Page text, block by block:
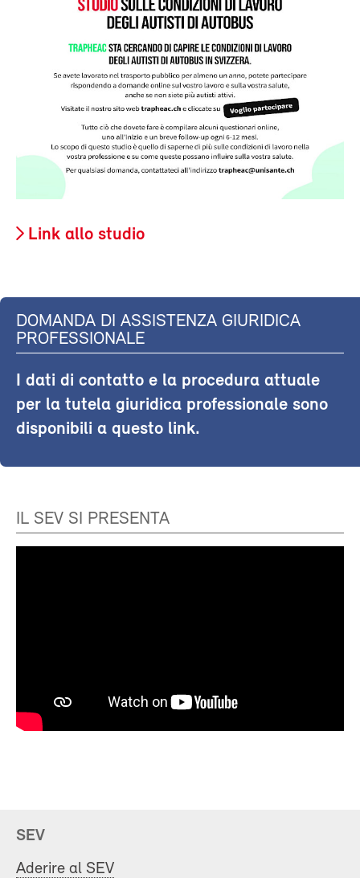
Link allo studio
DOMANDA DI ASSISTENZA GIURIDICA
PROFESSIONALE
I dati di contatto e la procedura attuale
per la tutela giuridica professionale sono
disponibili a questo link.
IL SEV SI PRESENTA
SEV
Aderire al SEV